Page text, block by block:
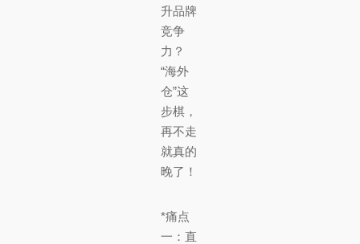
升品牌
竞争
力？
“海外
仓”这
步棋，
再不走
就真的
晚了！
*痛点
一：直